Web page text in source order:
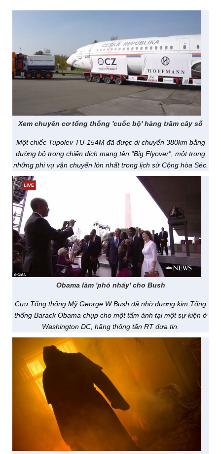
Xem chuyên cơ tổng thống 'cuốc bộ' hàng trăm cây số
Một chiếc Tupolev TU-154M đã được di chuyển 380km bằng
đường bộ trong chiến dịch mang tên “Big Flyover”, một trong
những phi vụ vận chuyển lớn nhất trong lịch sử Cộng hòa Séc.
Obama làm 'phó nháy' cho Bush
Cựu Tổng thống Mỹ George W Bush đã nhờ đương kim Tổng
thống Barack Obama chụp cho một tấm ảnh tại một sự kiện ở
Washington DC, hãng thông tấn RT đưa tin.